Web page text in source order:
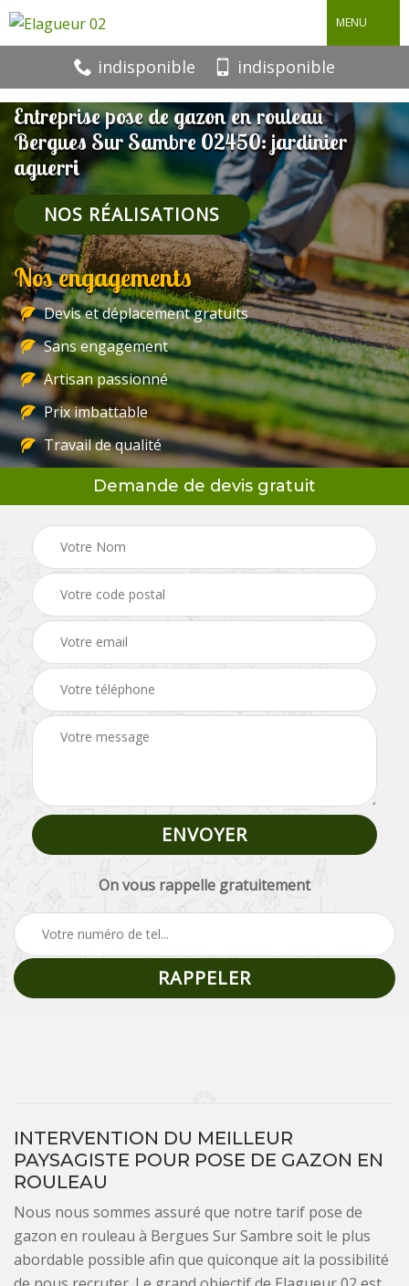
MENU
indisponible indisponible
Entreprise pose de gazon en rouleau
Bergues Sur Sambre 02450: jardinier
aguerri
NOS RÉALISATIONS
Nos engagements
Devis et déplacement gratuits
Sans engagement
Artisan passionné
Prix imbattable
Travail de qualité
Demande de devis gratuit
On vous rappelle gratuitement
INTERVENTION DU MEILLEUR
PAYSAGISTE POUR POSE DE GAZON EN
ROULEAU
Nous nous sommes assuré que notre tarif pose de
gazon en rouleau à Bergues Sur Sambre soit le plus
abordable possible afin que quiconque ait la possibilité